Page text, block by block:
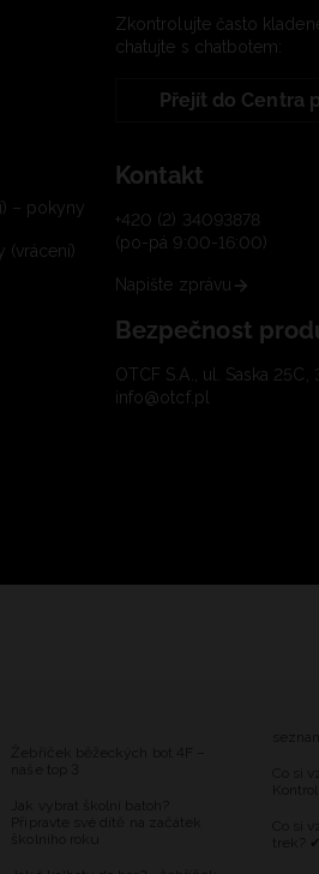
– pokyny
(vrácení)
Zkontrolujte často
chatujte s chatbotem:
Přejít do Centra
Kontakt
+420 (2) 34093878
(po-pá 9:00-16:00)
Napište zprávu
Bezpečnost
OTCF S.A., ul. Saska
info@otcf.pl